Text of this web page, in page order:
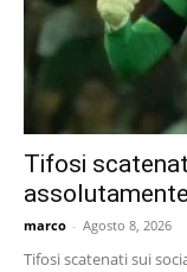
Tifosi
marco - Agosto 8, 2026
Tifosi scatenati sui